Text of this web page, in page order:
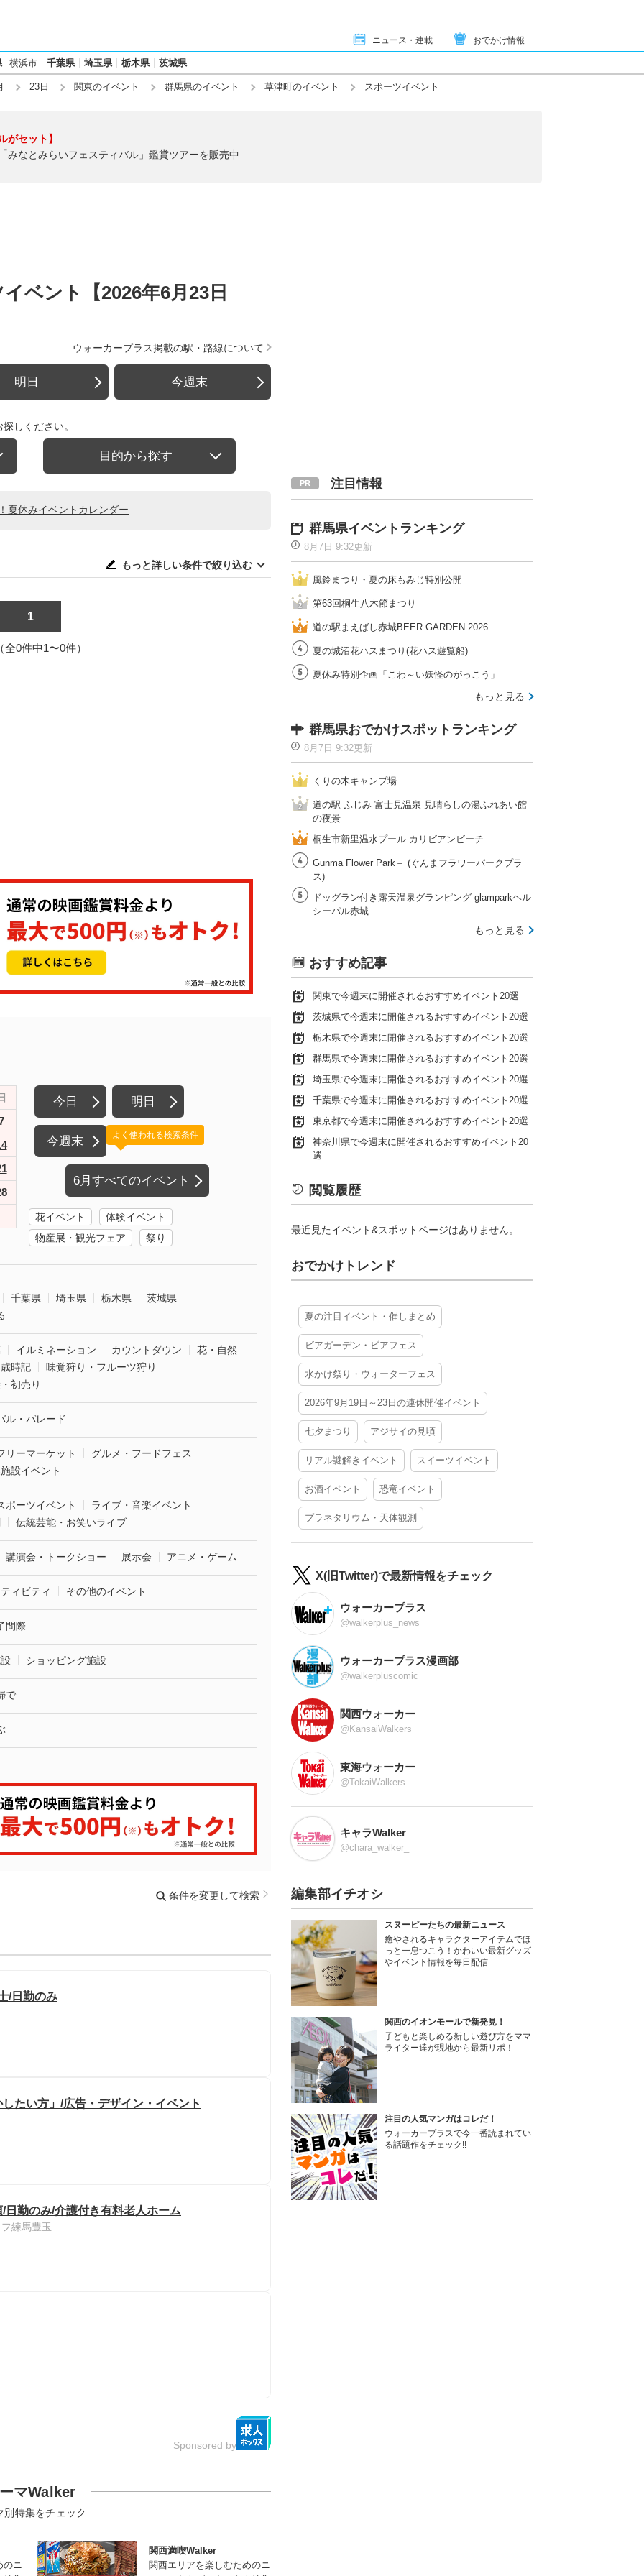
ニュース・連載 おでかけ情報
横浜市 千葉県 埼玉県 栃木県 茨城県
23日 関東のイベント 群馬県のイベント 草津町のイベント スポーツイベント
がセット】
みなとみらいフェスティバル」鑑賞ツアーを販売中
ベント【2026年6月23日
ウォーカープラス掲載の駅・路線について
明日 今週末
しください。
目的から探す
夏休みイベントカレンダー
もっと詳しい条件で絞り込む
1
全0件中1〜0件）
今日 明日
今週末
6月すべてのイベント
よく使われる検索条件
花イベント
体験イベント
物産展・観光フェア
祭り
千葉県
埼玉県 栃木県
茨城県
イルミネーション カウントダウン
花・自然
時記
味覚狩り・フルーツ狩り
初売り
ル・パレード
リーマーケット
グルメ・フードフェス
設イベント
ポーツイベント
ライブ・音楽イベント
伝統芸能・お笑いライブ
講演会・トークショー 展示会 アニメ・ゲーム
ィビティ その他のイベント
間際
ショッピング施設
で
条件を変更して検索
/日勤のみ
たい方」/広告・デザイン・イベント
勤のみ/介護付き有料老人ホーム
練馬豊玉
Sponsored by
マWalker
別特集をチェック
のニ
関西満喫Walker
関西エリアを楽しむためのニ
注目情報
群馬県イベントランキング
8月7日 9:32更新
風鈴まつり・夏の床もみじ特別公開
第63回桐生八木節まつり
道の駅まえばし赤城BEER GARDEN 2026
夏の城沼花ハスまつり(花ハス遊覧船)
夏休み特別企画「こわ～い妖怪のがっこう」
もっと見る
群馬県おでかけスポットランキング
8月7日 9:32更新
くりの木キャンプ場
道の駅 ふじみ 富士見温泉 見晴らしの湯ふれあい館
の夜景
桐生市新里温水プール カリビアンビーチ
Gunma Flower Park＋ (ぐんまフラワーパークプラ
ス)
ドッグラン付き露天温泉グランピング glamparkヘル
シーパル赤城
もっと見る
おすすめ記事
関東で今週末に開催されるおすすめイベント20選
茨城県で今週末に開催されるおすすめイベント20選
栃木県で今週末に開催されるおすすめイベント20選
群馬県で今週末に開催されるおすすめイベント20選
埼玉県で今週末に開催されるおすすめイベント20選
千葉県で今週末に開催されるおすすめイベント20選
東京都で今週末に開催されるおすすめイベント20選
神奈川県で今週末に開催されるおすすめイベント20
選
閲覧履歴
最近見たイベント&スポットページはありません。
おでかけトレンド
夏の注目イベント・催しまとめ
ビアガーデン・ビアフェス
水かけ祭り・ウォーターフェス
2026年9月19日～23日の連休開催イベント
七夕まつり アジサイの見頃
リアル謎解きイベント スイーツイベント
お酒イベント 恐竜イベント
プラネタリウム・天体観測
X(旧Twitter)で最新情報をチェック
ウォーカープラス
@walkerplus_news
ウォーカープラス漫画部
@walkerpluscomic
関西ウォーカー
@KansaiWalkers
東海ウォーカー
@TokaiWalkers
キャラWalker
@chara_walker_
編集部イチオシ
スヌーピーたちの最新ニュース
癒やされるキャラクターアイテムでほ
っと一息つこう！かわいい最新グッズ
やイベント情報を毎日配信
関西のイオンモールで新発見！
子どもと楽しめる新しい遊び方をママ
ライター達が現地から最新リポ！
注目の人気マンガはコレだ！
ウォーカープラスで今一番読まれてい
る話題作をチェック!!